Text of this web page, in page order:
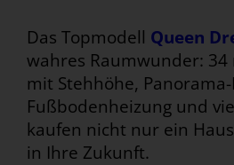
Das Topmodell Queen
wahres Raumwunder: 34
mit Stehhöhe,
Fußbodenheizung und
kaufen nicht nur ein
in Ihre Zukunft.